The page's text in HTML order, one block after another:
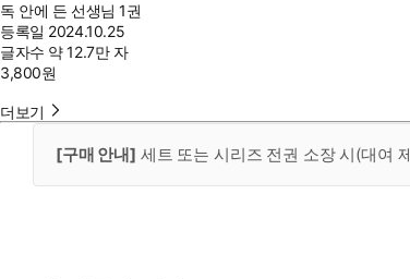
독 안에 든 선생님 1권
등록일 2024.10.25
글자수 약 12.7만 자
3,800원
더보기
[구매 안내] 세트 또는 시리즈 전권 소장 시(대여